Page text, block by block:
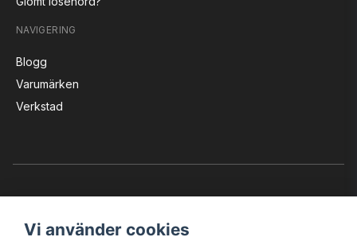
NAVIGERING
Blogg
Varumärken
Verkstad
Vi använder cookies